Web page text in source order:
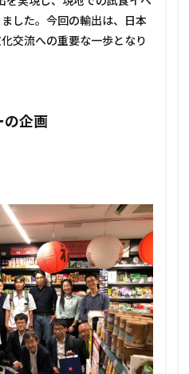
した。今回の輸出は、日本
交流への重要な一歩となり
の企画